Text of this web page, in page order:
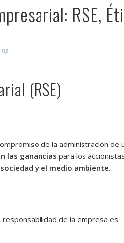
RSE,
(RSE)
de la administración de
las ganancias para los
y el medio ambiente.
responsabilidad de la empresa es